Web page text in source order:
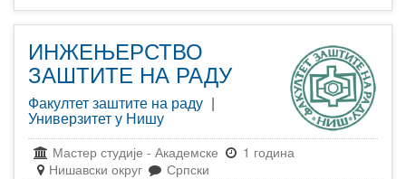
ИНЖЕЊЕРСТВО
ЗАШТИТЕ НА РАДУ
Факултет заштите на раду |
Универзитет у Нишу
Мастер студије - Академске
1 година
Нишавски округ
Српски